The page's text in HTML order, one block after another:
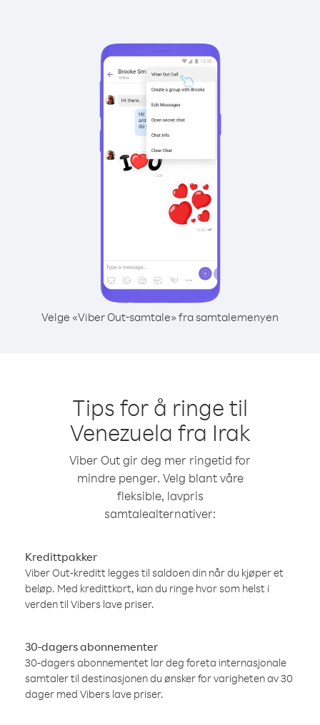
Velge «Viber Out-samtale» fra samtalemenyen
Tips for å ringe til
Venezuela fra Irak
Viber Out gir deg mer ringetid for
mindre penger. Velg blant våre
fleksible, lavpris
samtalealternativer:
Kredittpakker
Viber Out-kreditt legges til saldoen din når du kjøper et
beløp. Med kredittkort, kan du ringe hvor som helst i
verden til Vibers lave priser.
30-dagers abonnementer
30-dagers abonnementet lar deg foreta internasjonale
samtaler til destinasjonen du ønsker for varigheten av 30
dager med Vibers lave priser.